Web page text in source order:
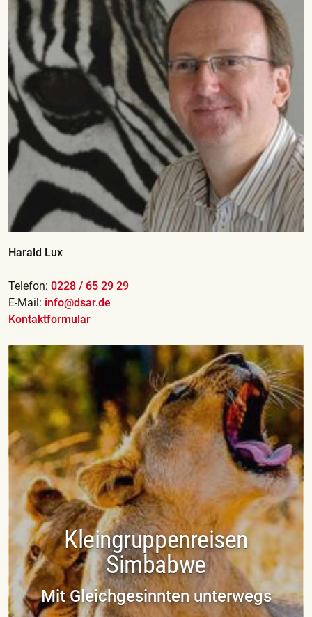
Harald Lux
Telefon: 0228 / 65 29 29
E-Mail: info@dsar.de
Kontaktformular
Kleingruppenreisen
Simbabwe
Mit Gleichgesinnten unterwegs